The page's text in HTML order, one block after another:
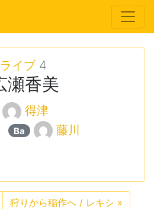
イブ4
瀬香美
得津
Ba 藤川
狩りから稲作へ / レキシ »